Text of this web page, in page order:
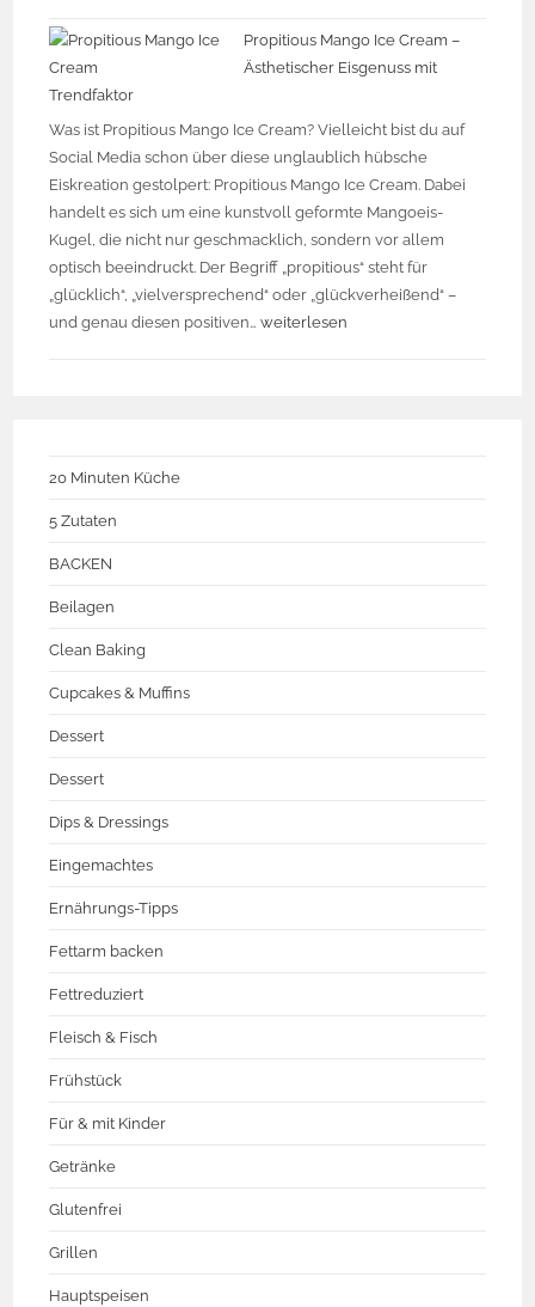
Propitious Mango Ice Cream –
Ästhetischer Eisgenuss mit
Trendfaktor
Was ist Propitious Mango Ice Cream? Vielleicht bist du auf
Social Media schon über diese unglaublich hübsche
Eiskreation gestolpert: Propitious Mango Ice Cream. Dabei
handelt es sich um eine kunstvoll geformte Mangoeis-
Kugel, die nicht nur geschmacklich, sondern vor allem
optisch beeindruckt. Der Begriff „propitious“ steht für
„glücklich“, „vielversprechend“ oder „glückverheißend“ –
und genau diesen positiven…weiterlesen
20 Minuten Küche
5 Zutaten
BACKEN
Beilagen
Clean Baking
Cupcakes & Muffins
Dessert
Dessert
Dips & Dressings
Eingemachtes
Ernährungs-Tipps
Fettarm backen
Fettreduziert
Fleisch & Fisch
Frühstück
Für & mit Kinder
Getränke
Glutenfrei
Grillen
Hauptspeisen